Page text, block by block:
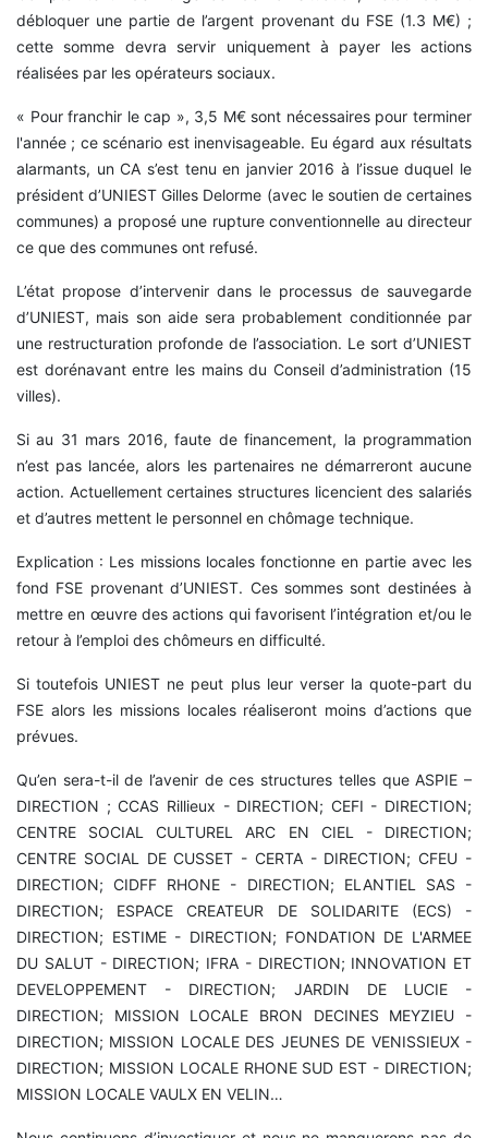
débloquer une partie de l’argent provenant du FSE (1.3 M€) ;
cette somme devra servir uniquement à payer les actions
réalisées par les opérateurs sociaux.
« Pour franchir le cap », 3,5 M€ sont nécessaires pour terminer
l'année ; ce scénario est inenvisageable. Eu égard aux résultats
alarmants, un CA s’est tenu en janvier 2016 à l’issue duquel le
président d’UNIEST Gilles Delorme (avec le soutien de certaines
communes) a proposé une rupture conventionnelle au directeur
ce que des communes ont refusé.
L’état propose d’intervenir dans le processus de sauvegarde
d’UNIEST, mais son aide sera probablement conditionnée par
une restructuration profonde de l’association. Le sort d’UNIEST
est dorénavant entre les mains du Conseil d’administration (15
villes).
Si au 31 mars 2016, faute de financement, la programmation
n’est pas lancée, alors les partenaires ne démarreront aucune
action. Actuellement certaines structures licencient des salariés
et d’autres mettent le personnel en chômage technique.
Explication : Les missions locales fonctionne en partie avec les
fond FSE provenant d’UNIEST. Ces sommes sont destinées à
mettre en œuvre des actions qui favorisent l’intégration et/ou le
retour à l’emploi des chômeurs en difficulté.
Si toutefois UNIEST ne peut plus leur verser la quote-part du
FSE alors les missions locales réaliseront moins d’actions que
prévues.
Qu’en sera-t-il de l’avenir de ces structures telles que ASPIE –
DIRECTION ; CCAS Rillieux - DIRECTION; CEFI - DIRECTION;
CENTRE SOCIAL CULTUREL ARC EN CIEL - DIRECTION;
CENTRE SOCIAL DE CUSSET - CERTA - DIRECTION; CFEU -
DIRECTION; CIDFF RHONE - DIRECTION; ELANTIEL SAS -
DIRECTION; ESPACE CREATEUR DE SOLIDARITE (ECS) -
DIRECTION; ESTIME - DIRECTION; FONDATION DE L'ARMEE
DU SALUT - DIRECTION; IFRA - DIRECTION; INNOVATION ET
DEVELOPPEMENT - DIRECTION; JARDIN DE LUCIE -
DIRECTION; MISSION LOCALE BRON DECINES MEYZIEU -
DIRECTION; MISSION LOCALE DES JEUNES DE VENISSIEUX -
DIRECTION; MISSION LOCALE RHONE SUD EST - DIRECTION;
MISSION LOCALE VAULX EN VELIN…